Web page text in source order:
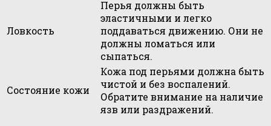
Ловкость
Перья должны быть
эластичными и легко
поддаваться движению. Они не
должны ломаться или
сыпаться.
Состояние кожи
Кожа под перьями должна быть
чистой и без воспалений.
Обратите внимание на наличие
язв или раздражений.